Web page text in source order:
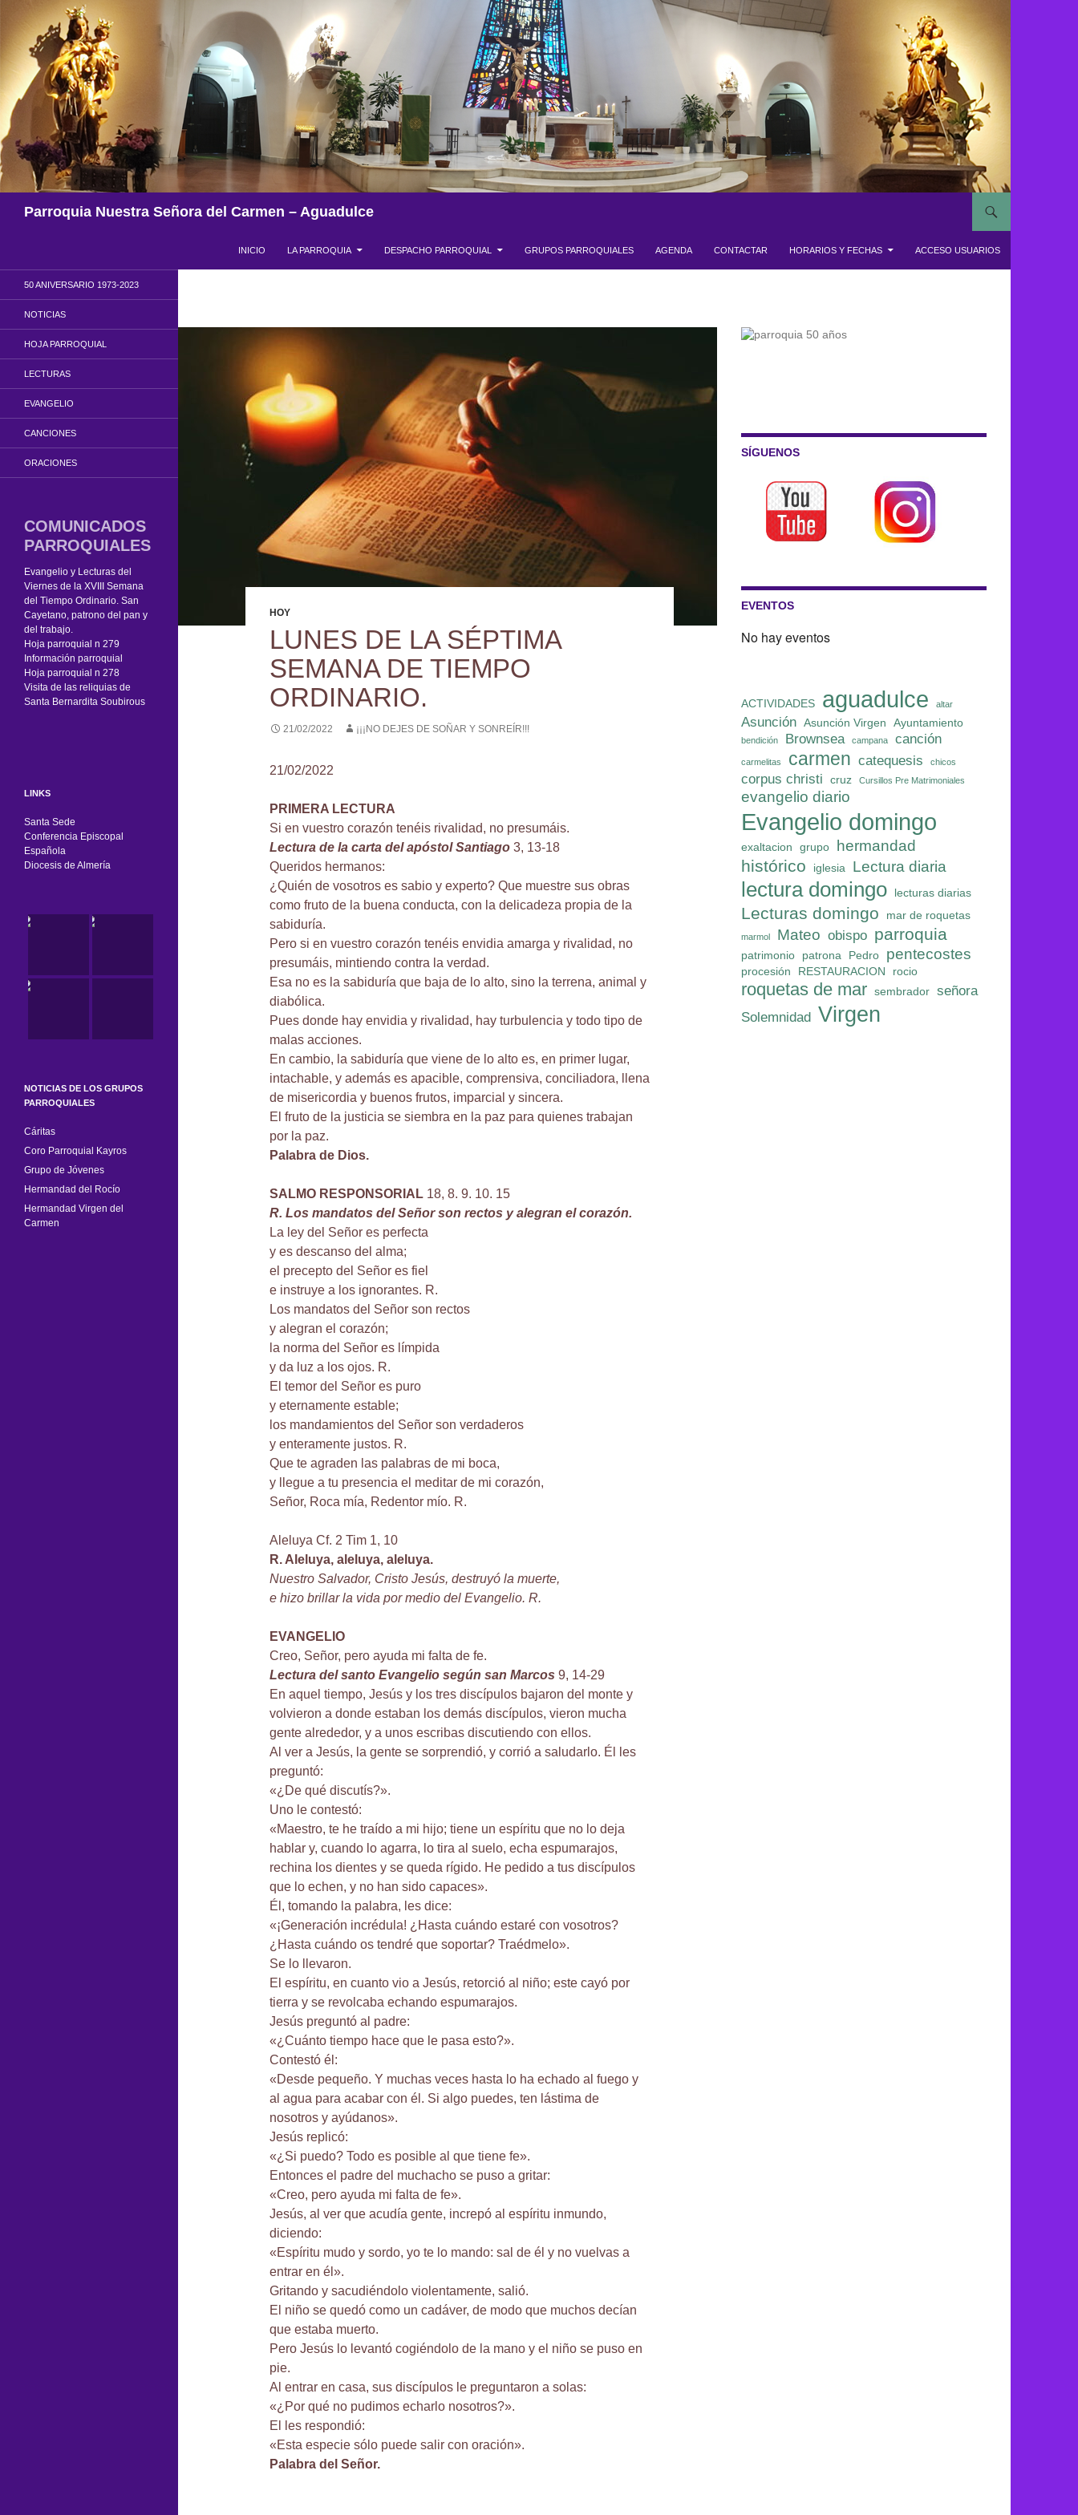
contenido
Parroquia Nuestra Señora del Carmen – Aguadulce
INICIO LA PARROQUIA DESPACHO PARROQUIAL GRUPOS PARROQUIALES AGENDA CONTACTAR HORARIOS Y FECHAS ACCESO USUARIOS
HOY
LUNES DE LA SÉPTIMA
SEMANA DE TIEMPO
ORDINARIO.
21/02/2022 ¡¡¡NO DEJES DE SOÑAR Y SONREÍR!!!
21/02/2022
PRIMERA LECTURA
Si en vuestro corazón tenéis rivalidad, no presumáis.
Lectura de la carta del apóstol Santiago 3, 13-18
Queridos hermanos:
¿Quién de vosotros es sabio y experto? Que muestre sus obras
como fruto de la buena conducta, con la delicadeza propia de la
sabiduría.
Pero si en vuestro corazón tenéis envidia amarga y rivalidad, no
presumáis, mintiendo contra la verdad.
Esa no es la sabiduría que baja de lo alto, sino la terrena, animal y
diabólica.
Pues donde hay envidia y rivalidad, hay turbulencia y todo tipo de
malas acciones.
En cambio, la sabiduría que viene de lo alto es, en primer lugar,
intachable, y además es apacible, comprensiva, conciliadora, llena
de misericordia y buenos frutos, imparcial y sincera.
El fruto de la justicia se siembra en la paz para quienes trabajan
por la paz.
Palabra de Dios.
SALMO RESPONSORIAL 18, 8. 9. 10. 15
R. Los mandatos del Señor son rectos y alegran el corazón.
La ley del Señor es perfecta
y es descanso del alma;
el precepto del Señor es fiel
e instruye a los ignorantes. R.
Los mandatos del Señor son rectos
y alegran el corazón;
la norma del Señor es límpida
y da luz a los ojos. R.
El temor del Señor es puro
y eternamente estable;
los mandamientos del Señor son verdaderos
y enteramente justos. R.
Que te agraden las palabras de mi boca,
y llegue a tu presencia el meditar de mi corazón,
Señor, Roca mía, Redentor mío. R.
Aleluya Cf. 2 Tim 1, 10
R. Aleluya, aleluya, aleluya.
Nuestro Salvador, Cristo Jesús, destruyó la muerte,
e hizo brillar la vida por medio del Evangelio. R.
EVANGELIO
Creo, Señor, pero ayuda mi falta de fe.
Lectura del santo Evangelio según san Marcos 9, 14-29
En aquel tiempo, Jesús y los tres discípulos bajaron del monte y
volvieron a donde estaban los demás discípulos, vieron mucha
gente alrededor, y a unos escribas discutiendo con ellos.
Al ver a Jesús, la gente se sorprendió, y corrió a saludarlo. Él les
preguntó:
«¿De qué discutís?».
Uno le contestó:
«Maestro, te he traído a mi hijo; tiene un espíritu que no lo deja
hablar y, cuando lo agarra, lo tira al suelo, echa espumarajos,
rechina los dientes y se queda rígido. He pedido a tus discípulos
que lo echen, y no han sido capaces».
Él, tomando la palabra, les dice:
«¡Generación incrédula! ¿Hasta cuándo estaré con vosotros?
¿Hasta cuándo os tendré que soportar? Traédmelo».
Se lo llevaron.
El espíritu, en cuanto vio a Jesús, retorció al niño; este cayó por
tierra y se revolcaba echando espumarajos.
Jesús preguntó al padre:
«¿Cuánto tiempo hace que le pasa esto?».
Contestó él:
«Desde pequeño. Y muchas veces hasta lo ha echado al fuego y
al agua para acabar con él. Si algo puedes, ten lástima de
nosotros y ayúdanos».
Jesús replicó:
«¿Si puedo? Todo es posible al que tiene fe».
Entonces el padre del muchacho se puso a gritar:
«Creo, pero ayuda mi falta de fe».
Jesús, al ver que acudía gente, increpó al espíritu inmundo,
diciendo:
«Espíritu mudo y sordo, yo te lo mando: sal de él y no vuelvas a
entrar en él».
Gritando y sacudiéndolo violentamente, salió.
El niño se quedó como un cadáver, de modo que muchos decían
que estaba muerto.
Pero Jesús lo levantó cogiéndolo de la mano y el niño se puso en
pie.
Al entrar en casa, sus discípulos le preguntaron a solas:
«¿Por qué no pudimos echarlo nosotros?».
El les respondió:
«Esta especie sólo puede salir con oración».
Palabra del Señor.
SÍGUENOS
EVENTOS
No hay eventos
ACTIVIDADES aguadulce altar
Asunción Asunción Virgen Ayuntamiento
bendición Brownsea campana canción
carmelitas carmen catequesis chicos
corpus christi cruz Cursillos Pre Matrimoniales
evangelio diario
Evangelio domingo
exaltacion grupo hermandad
histórico iglesia Lectura diaria
lectura domingo lecturas diarias
Lecturas domingo mar de roquetas
marmol Mateo obispo parroquia
patrimonio patrona Pedro pentecostes
procesión RESTAURACION rocio
roquetas de mar sembrador señora
Solemnidad Virgen
50 ANIVERSARIO 1973-2023
NOTICIAS
HOJA PARROQUIAL
LECTURAS
EVANGELIO
CANCIONES
ORACIONES
COMUNICADOS
PARROQUIALES
Evangelio y Lecturas del
Viernes de la XVIII Semana
del Tiempo Ordinario. San
Cayetano, patrono del pan y
del trabajo.
Hoja parroquial n 279
Información parroquial
Hoja parroquial n 278
Visita de las reliquias de
Santa Bernardita Soubirous
LINKS
Santa Sede
Conferencia Episcopal
Española
Diocesis de Almería
NOTICIAS DE LOS GRUPOS
PARROQUIALES
Cáritas
Coro Parroquial Kayros
Grupo de Jóvenes
Hermandad del Rocío
Hermandad Virgen del
Carmen